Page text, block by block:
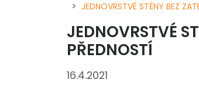
JEDNOVRSTVÉ STĚNY BEZ
JEDNOVRSTVÉ
PŘEDNOSTÍ
16.4.2021